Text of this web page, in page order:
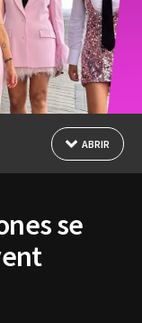
ABRIR
se